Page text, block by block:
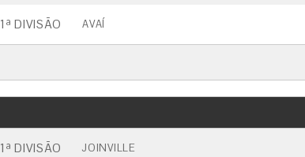
DIVISÃO AVAÍ
DIVISÃO JOINVILLE